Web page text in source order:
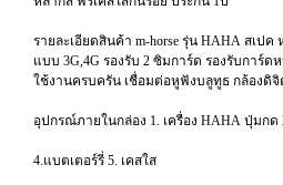
รายละเอียดสินค้า m-horse รุ่น HAHA สเปค
แบบ 3G,4G รองรับ 2 ซิมการ์ด รองรับการ์
ใช้งานครบครัน เชื่อมต่อหูฟังบลูทูธ กล้องดิ
อุปกรณ์ภายในกล่อง 1. เครื่อง HAHA ปุ่มกด
4.แบตเตอร์รี่ 5. เคสใส